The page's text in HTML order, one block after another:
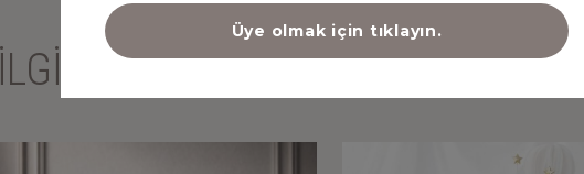
İLGİNİZİ ÇEKEBİLECEK DİĞER
Üye olmak için tıklayın.